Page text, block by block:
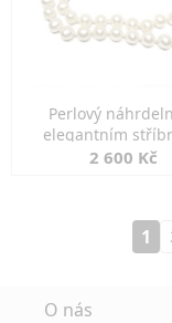
Perlový
elegantním
zapínáním
2 600 Kč
1
O nás